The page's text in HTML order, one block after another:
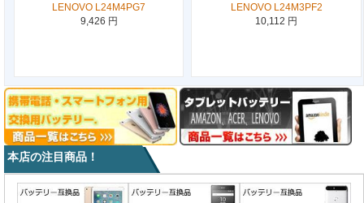
LENOVO L24M4PG7
9,426 円
LENOVO L24M3PF2
10,112 円
本店の注目商品！